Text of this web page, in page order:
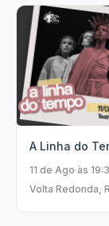
A Linha do
11 de Ago às
Volta Redonda,